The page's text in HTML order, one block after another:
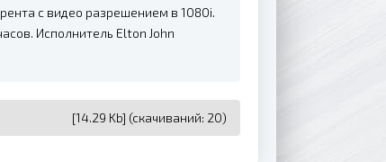
с видео разрешением в 1080i.
Исполнитель Elton John
[14.29 Kb] (cкачиваний: 20)